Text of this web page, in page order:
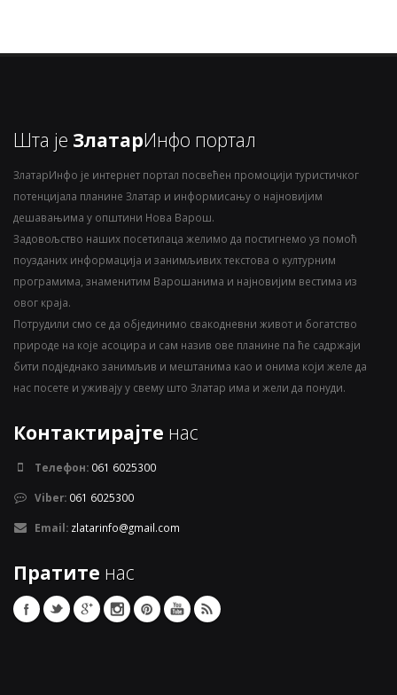
Шта је ЗлатарИнфо портал
ЗлатарИнфо је интернет портал посвећен промоцији туристичког
потенцијала планине Златар и информисању о најновијим
дешавањима у општини Нова Варош.
Задовољство наших посетилаца желимо да постигнемо уз помоћ
поузданих информација и занимљивих текстова о културним
програмима, знаменитим Варошанима и најновијим вестима из
овог краја.
Потрудили смо се да објединимо свакодневни живот и богатство
природе на које асоцира и сам назив ове планине па ће садржаји
бити подједнако занимљив и мештанима као и онима који желе да
нас посете и уживају у свему што Златар има и жели да понуди.
Контактирајте нас
Телефон: 061 6025300
Viber: 061 6025300
Email: zlatarinfo@gmail.com
Пратите нас